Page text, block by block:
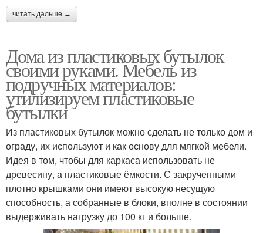
читать дальше →
Дома из пластиковых бутылок
своими руками. Мебель из
подручных материалов:
утилизируем пластиковые
бутылки
Из пластиковых бутылок можно сделать не только дом и
ограду, их используют и как основу для мягкой мебели.
Идея в том, чтобы для каркаса использовать не
древесину, а пластиковые ёмкости. С закрученными
плотно крышками они имеют высокую несущую
способность, а собранные в блоки, вполне в состоянии
выдерживать нагрузку до 100 кг и больше.